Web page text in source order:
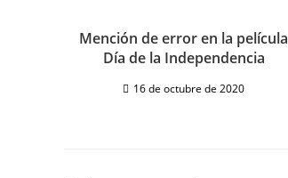
Mención de error en la película
Día de la Independencia
16 de octubre de 2020